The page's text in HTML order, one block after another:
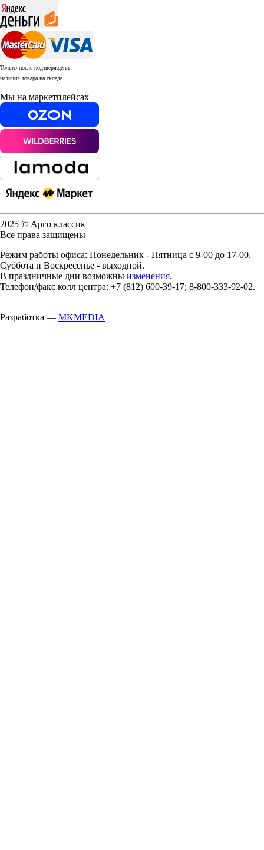
Только после подтверждения
наличия товара на складе.
Мы на маркетплейсах
2025 © Арго классик
Все права защищены
Режим работы офиса: Понедельник - Пятница с 9-00 до 17-00.
Суббота и Воскресенье - выходной.
В праздничные дни возможны изменения.
Телефон/факс колл центра: +7 (812) 600-39-17; 8-800-333-92-02.
Разработка — MKMEDIA